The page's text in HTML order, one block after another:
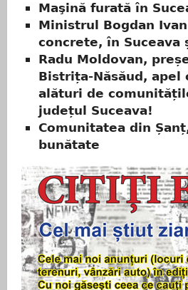
Maşină furată în
Ministrul Bogdan
concrete, în Suceava
Radu Moldovan,
Bistrița-Năsăud,
alături de
județul Suceava!
Comunitatea din
bunătate